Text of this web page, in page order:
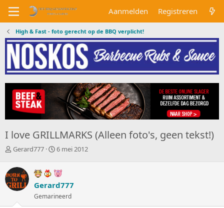
Aanmelden Registreren
High & Fast - foto gerecht op de BBQ verplicht!
I love GRILLMARKS (Alleen foto's, geen tekst!)
O
d
e
r
w
e
Gerard777
S
r
t
d
6 mei 2012
Gerard777
Gemarineerd